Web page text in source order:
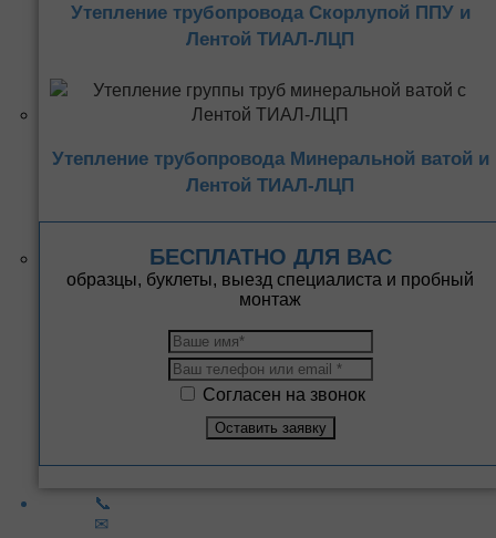
Утепление трубопровода Скорлупой ППУ и
Лентой ТИАЛ-ЛЦП
Утепление трубопровода Минеральной ватой и
Лентой ТИАЛ-ЛЦП
БЕСПЛАТНО ДЛЯ ВАС
образцы, буклеты, выезд специалиста и пробный
монтаж
Согласен на звонок
📞
✉